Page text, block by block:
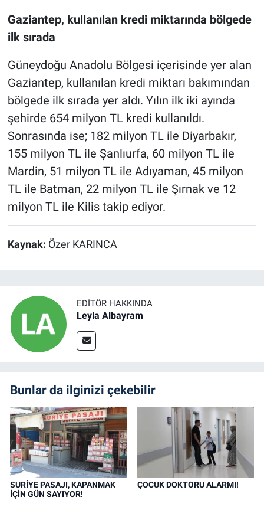
Gaziantep, kullanılan kredi miktarında bölgede
ilk sırada
Güneydoğu Anadolu Bölgesi içerisinde yer alan
Gaziantep, kullanılan kredi miktarı bakımından
bölgede ilk sırada yer aldı. Yılın ilk iki ayında
şehirde 654 milyon TL kredi kullanıldı.
Sonrasında ise; 182 milyon TL ile Diyarbakır,
155 milyon TL ile Şanlıurfa, 60 milyon TL ile
Mardin, 51 milyon TL ile Adıyaman, 45 milyon
TL ile Batman, 22 milyon TL ile Şırnak ve 12
milyon TL ile Kilis takip ediyor.
Kaynak: Özer KARINCA
EDITÖR HAKKINDA
Leyla Albayram
Bunlar da ilginizi çekebilir
SURİYE PASAJI, KAPANMAK
İÇİN GÜN SAYIYOR!
ÇOCUK DOKTORU ALARMI!